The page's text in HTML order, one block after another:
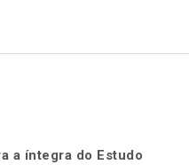
a íntegra do Estudo